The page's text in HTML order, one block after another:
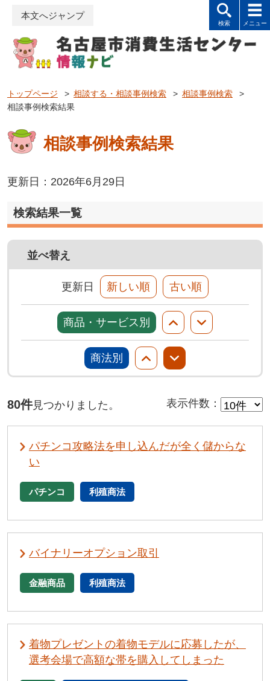
本文へジャンプ
トップページ > 相談する・相談事例検索 > 相談事例検索
>
相談事例検索結果
相談事例検索結果
更新日：2026年6月29日
検索結果一覧
並べ替え
更新日 新しい順 古い順
商品・サービス別
商法別
80件見つかりました。 表示件数 ：
パチンコ攻略法を申し込んだが全く儲からな
い
パチンコ 利殖商法
バイナリーオプション取引
金融商品 利殖商法
着物プレゼントの着物モデルに応募したが、
選考会場で高額な帯を購入してしまった